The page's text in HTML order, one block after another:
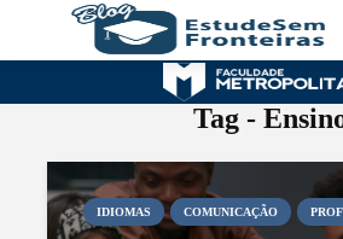
Tag -
IDIOMAS COMUNICAÇÃO